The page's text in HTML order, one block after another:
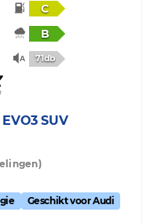
C
B
71db
EVO3 SUV
Geschikt voor Audi